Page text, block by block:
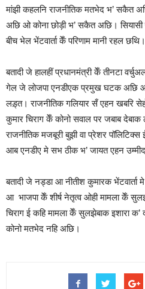
मांझी कहलनि राजनीतिक मतभेद भ’ सकैत
अछि ओ कोना छोड़ी भ’ सकैत अछि।
बीच भेल भेंटवार्ता केँ परिणाम मानी रहल छथि।
बतादी जे हालहीं प्रधानमंत्री केँ तीनटा
गेल जे लोजपा एनडीएक प्रमुख घटक अछि
लड़्त। राजनीतिक गलियार सँ एहन खबरि
कुमार चिराग केँ कोनो सवाल पर जबाब
राजनीतिक मजबूरी बुझी वा प्रेशर
आब एनडीए मे सभ ठीक भ’ जायत एहन
बतादी जे नड्डा आ नीतीश कुमारक भेंटवार्ता
आ भाजपा केँ शीर्ष नेतृत्व ओही मामला केँ
चिराग ई कहि मामला केँ सुलझेबाक इशारा
कोनो मतभेद नहि अछि।